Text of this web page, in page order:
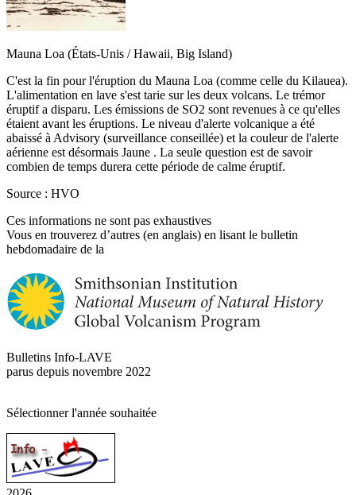
Mauna Loa (États-Unis / Hawaii, Big Island)
C'est la fin pour l'éruption du Mauna Loa (comme celle du Kilauea).
L'alimentation en lave s'est tarie sur les deux volcans. Le trémor
éruptif a disparu. Les émissions de SO2 sont revenues à ce qu'elles
étaient avant les éruptions. Le niveau d'alerte volcanique a été
abaissé à Advisory (surveillance conseillée) et la couleur de l'alerte
aérienne est désormais Jaune . La seule question est de savoir
combien de temps durera cette période de calme éruptif.
Source : HVO
Ces informations ne sont pas exhaustives
Vous en trouverez d’autres (en anglais) en lisant le bulletin
hebdomadaire de la
Bulletins Info-LAVE
parus depuis novembre 2022
Sélectionner l'année souhaitée